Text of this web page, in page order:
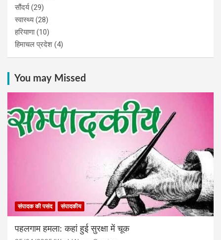
सौंदर्य(29)
स्वास्थ्य(28)
हरियाणा(10)
हिमाचल प्रदेश (4)
You may Missed
संपादक की पसंद संपादकीय
पहलगाम हमला: कहां हुई सुरक्षा में चूक